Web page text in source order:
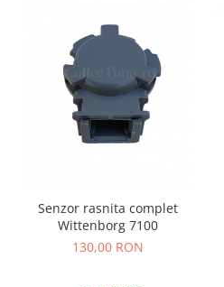
Senzor rasnita complet
Wittenborg 7100
130,00 RON